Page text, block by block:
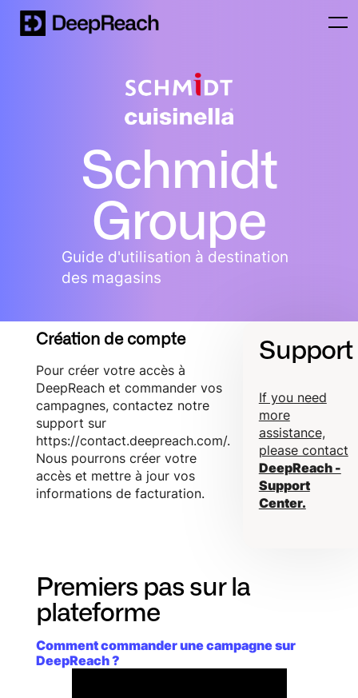
Schmidt
Groupe
Guide d'utilisation à destination
des magasins
Création de compte
Pour créer votre accès à
DeepReach et commander vos
campagnes, contactez notre
support sur
https://contact.deepreach.com/.
Nous pourrons créer votre
accès et mettre à jour vos
informations de facturation.
Support
If you need
more
assistance,
please contact
DeepReach -
Support
Center.
Premiers pas sur la
plateforme
Comment commander une campagne sur
DeepReach ?